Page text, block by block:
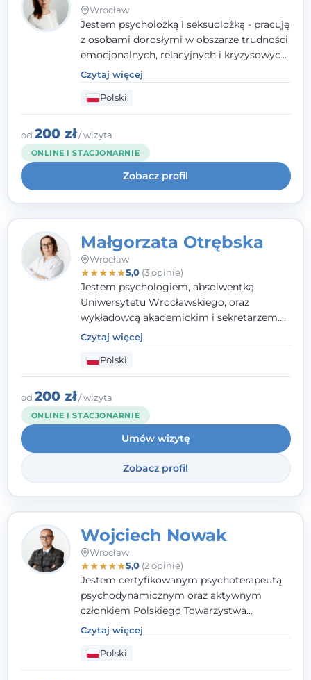
Wrocław
Jestem psycholożką i seksuolożką - pracuję
z osobami dorosłymi w obszarze trudności
emocjonalnych, relacyjnych i kryzysowych,
w tym z osobami po doświadczeniach
przemocy. Ukończyłam psychologię
kliniczną oraz studia podyplomowe z
interwencji kryzysowej i seksuologii
klinicznej na SWPS we Wrocławiu. W pracy
kieruję się empatią, etyką zawodową i
uważnością na potrzeby klienta.
Czytaj więcej
Polski
od 200 zł/ wizyta
ONLINE I STACJONARNIE
Zobacz profil
Małgorzata Otrębska
Wrocław
★★★★★5,0(3 opinie)
Jestem psychologiem, absolwentką
Uniwersytetu Wrocławskiego, oraz
wykładowcą akademickim i sekretarzem.
Dodatkowo mam kwalifikacje mediatora,
specjalizując się w sprawach rodzinnych,
cywilnych oraz karnych.
Czytaj więcej
Polski
od 200 zł/ wizyta
ONLINE I STACJONARNIE
Umów wizytę
Zobacz profil
Wojciech Nowak
Wrocław
★★★★★5,0(2 opinie)
Jestem certyfikowanym psychoterapeutą
psychodynamicznym oraz aktywnym
członkiem Polskiego Towarzystwa
Psychoterapii Psychodynamicznej. W
mojej pracy zawodowej kładę duży nacisk
na uważne słuchanie Pacjenta. Interesuje
mnie szczególnie psychoterapia zaburzeń
Czytaj więcej
Polski